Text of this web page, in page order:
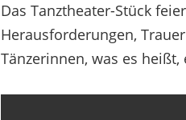
Das Tanztheater-Stück
Herausforderungen,
Tänzerinnen, was es